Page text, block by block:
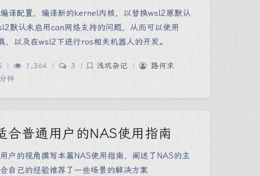
译配置，编译新的kernel内核，以替换wsl2原默认
默认未启用can网络支持的问题，从而可以使用
，以及在wsl2下进行ros相关机器人的开发。
| 1,364 | 3 | 浅坑杂记 |
路何求
钟
合普通用户的NAS使用指南
户的视角撰写本篇NAS使用指南，阐述了NAS的主
自己的经验推荐了一些场景的解决方案